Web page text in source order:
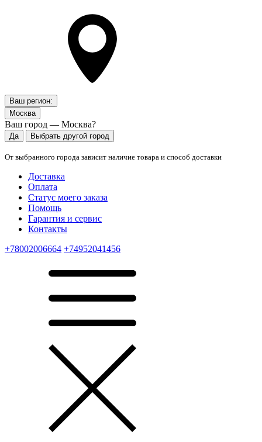
Ваш регион:
Москва
Ваш город — Москва?
Да Выбрать другой город
От выбранного города зависит наличие товара и способ доставки
Доставка
Оплата
Статус моего заказа
Помощь
Гарантия и сервис
Контакты
+78002006664 +74952041456